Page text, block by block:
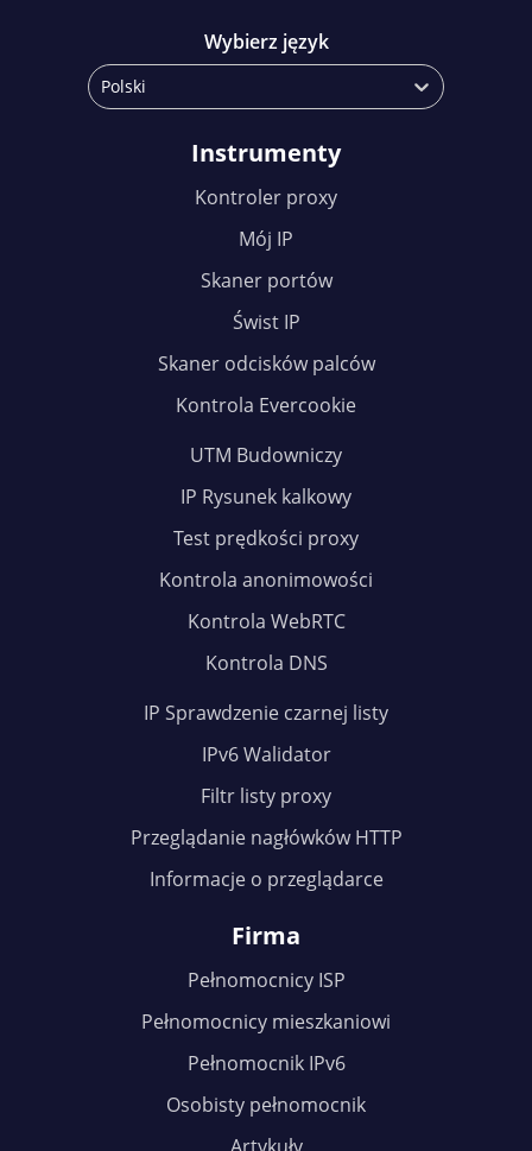
Wybierz język
Polski
Instrumenty
Kontroler proxy
Mój IP
Skaner portów
Świst IP
Skaner odcisków palców
Kontrola Evercookie
UTM Budowniczy
IP Rysunek kalkowy
Test prędkości proxy
Kontrola anonimowości
Kontrola WebRTC
Kontrola DNS
IP Sprawdzenie czarnej listy
IPv6 Walidator
Filtr listy proxy
Przeglądanie nagłówków HTTP
Informacje o przeglądarce
Firma
Pełnomocnicy ISP
Pełnomocnicy mieszkaniowi
Pełnomocnik IPv6
Osobisty pełnomocnik